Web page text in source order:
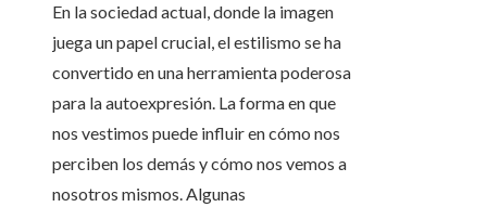
En la sociedad actual, donde la imagen
juega un papel crucial, el estilismo se ha
convertido en una herramienta poderosa
para la autoexpresión. La forma en que
nos vestimos puede influir en cómo nos
perciben los demás y cómo nos vemos a
nosotros mismos. Algunas